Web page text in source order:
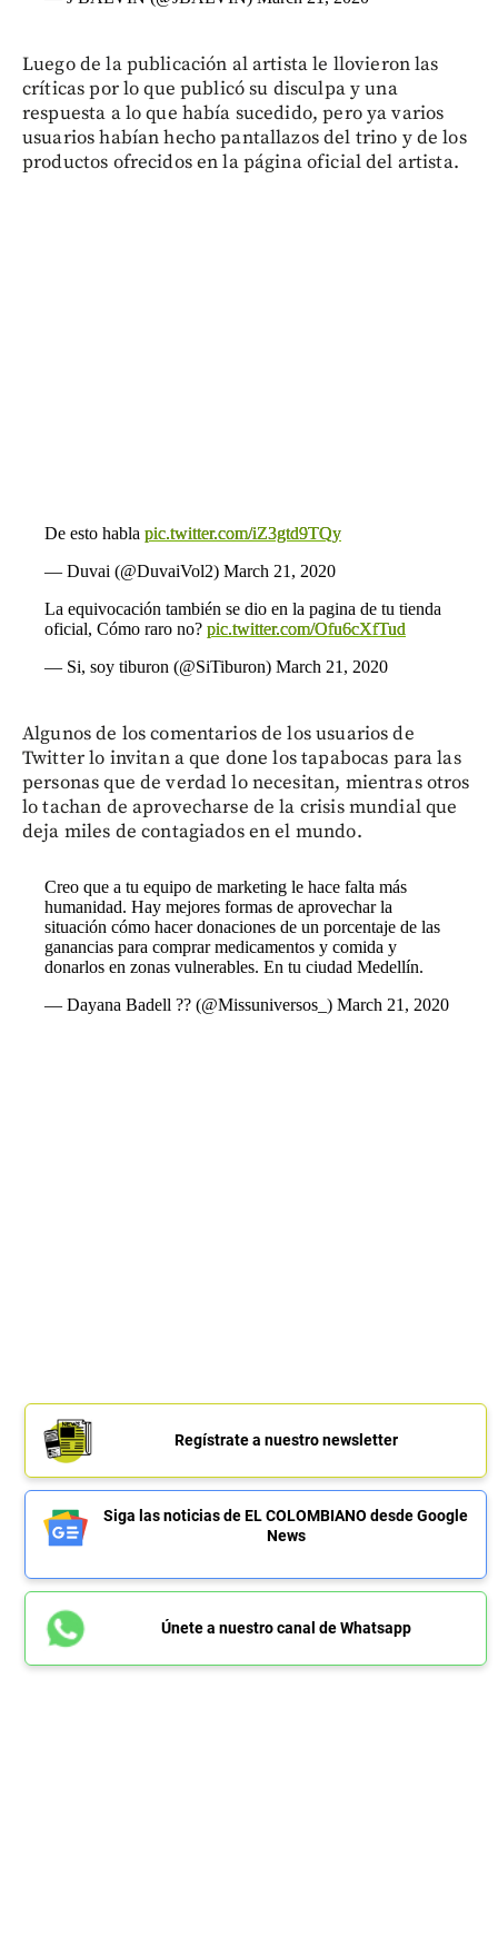
Luego de la publicación al artista le llovieron las
críticas por lo que publicó su disculpa y una
respuesta a lo que había sucedido, pero ya varios
usuarios habían hecho pantallazos del trino y de los
productos ofrecidos en la página oficial del artista.
De esto habla pic.twitter.com/iZ3gtd9TQy
— Duvai (@DuvaiVol2) March 21, 2020
La equivocación también se dio en la pagina de tu tienda
oficial, Cómo raro no? pic.twitter.com/Ofu6cXfTud
— Si, soy tiburon (@SiTiburon) March 21, 2020
Algunos de los comentarios de los usuarios de
Twitter lo invitan a que done los tapabocas para las
personas que de verdad lo necesitan, mientras otros
lo tachan de aprovecharse de la crisis mundial que
deja miles de contagiados en el mundo.
Creo que a tu equipo de marketing le hace falta más
humanidad. Hay mejores formas de aprovechar la
situación cómo hacer donaciones de un porcentaje de las
ganancias para comprar medicamentos y comida y
donarlos en zonas vulnerables. En tu ciudad Medellín.
— Dayana Badell ?? (@Missuniversos_) March 21, 2020
Regístrate a nuestro newsletter
Siga las noticias de EL COLOMBIANO desde Google
News
Únete a nuestro canal de Whatsapp